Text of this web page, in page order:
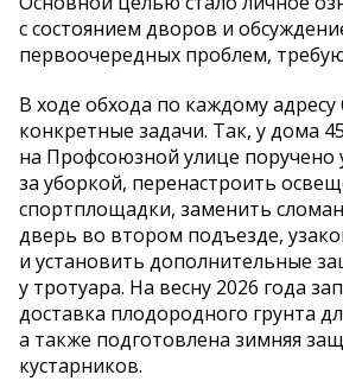
ссостоянием дворов и
первоочередных проблем,
В ходе обхода по каждому
конкретные задачи. Так, удома
на Профсоюзной улице поручено
за уборкой, перенастроить
спортплощадки, заменить
дверь во втором подъезде,
и установить дополнительные
у тротуара. На весну 2026 года
доставка плодородного грунта
а также подготовлена зимняя
кустарников.